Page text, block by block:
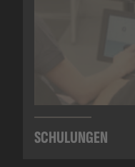
SCHULUNGEN